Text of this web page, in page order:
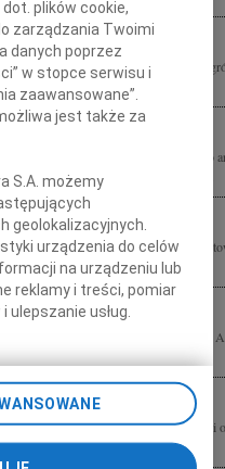
Wielkiego Artystę Współfundatora
ICOMOS za najlepsze prace...
żegnam Andrzeja Wajdę wybitnego
wyrazy głębokiego współczucia...
Panią Krysię po stracie wspaniałego
Ania Arendarska, Julia i Camillo.
współczucia z powodu śmierci Męża
Andrzeja Wajdy Żegnaj Mistrzu! Krysi
plików cookie,
zarządzania Twoimi
danych poprzez
w stopce serwisu i
zaawansowane”.
jest także za
S.A. możemy
geolokalizacyjnych.
urządzenia do celów
na urządzeniu lub
reklamy i treści, pomiar
usług.